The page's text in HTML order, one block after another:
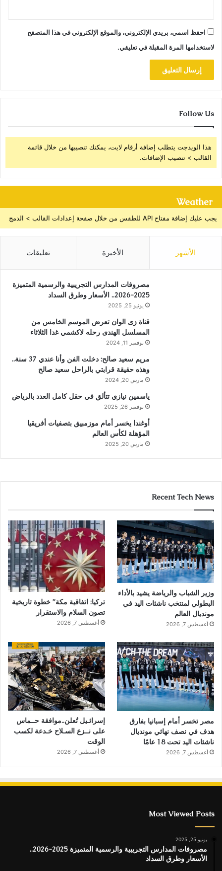
احفظ اسمي، بريدي الإلكتروني، والموقع الإلكتروني في هذا المتصفح
لاستخدامها المرة المقبلة في تعليقي.
Follow Us
هذا الويدجت يتطلب إضافة أرقام لايت، يمكنك تنصيبها من خلال قائمة
القالب > تنصيب الإضافات.
Weather
يجب عليك إضافة مفتاح API للطقس من خلال صفحة إعدادات القالب > الدمج
الأشهر الأخيرة تعليقات
مصروفات المدارس التجريبية والرسمية المتميزة
2025-2026.. الأسعار وطرق السداد
يونيو 25, 2025
قناة زى الوان تعرض الموسم الخامس من
المسلسل الهندى رحله لاكشمي غدا الثلاثاء
نوفمبر 11, 2024
مريم سعيد صالح: دخلت الفن وأنا عندي 37 سنة..
وهذه حقيقة قرابتي بالراحل سعيد صالح
مارس 20, 2024
ياسمين نيازي تتألق في حقل كامل العدد بالرياض
نوفمبر 26, 2025
أوغندا يخسر أمام موزمبيق بتصفيات أفريقيا
المؤهلة لكأس العالم
مارس 20, 2025
Recent Tech News
وزير الشباب والرياضة يشيد بالأداء
البطولي لمنتخب ناشئات اليد في
مونديال العالم
أغسطس 7, 2026
تركيا: اتفاقية مكة” خطوة تاريخية
تصون السلام والاستقرار
أغسطس 7, 2026
مصر تخسر أمام إسبانيا بفارق
هدف في نصف نهائي مونديال
ناشئات اليد تحت 18 عامًا
أغسطس 7, 2026
إسرائـيل تُعلن..موافقة حــماس
على نــزع السـلاح خـدعة لكسب
الوقت
أغسطس 7, 2026
Most Viewed Posts
يونيو 25, 2025
مصروفات المدارس التجريبية والرسمية المتميزة 2025-2026..
الأسعار وطرق السداد